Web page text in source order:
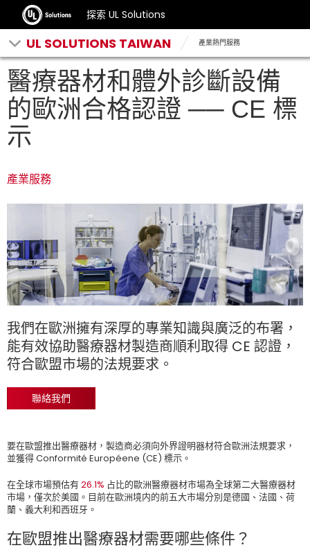
探索 UL Solutions
UL SOLUTIONS TAIWAN 產業熱門服務
醫療器材和體外診斷設備
的歐洲合格認證 ── CE 標
示
產業服務
我們在歐洲擁有深厚的專業知識與廣泛的布署，
能有效協助醫療器材製造商順利取得 CE 認證，
符合歐盟市場的法規要求。
聯絡我們
要在歐盟推出醫療器材，製造商必須向外界證明器材符合歐洲法規要求，
並獲得 Conformité Européene (CE) 標示。
在全球市場預估有26.1% 占比的歐洲醫療器材市場為全球第二大醫療器材
市場，僅次於美國。目前在歐洲境内的前五大市場分別是德國、法國、荷
蘭、義大利和西班牙。
在歐盟推出醫療器材需要哪些條件？